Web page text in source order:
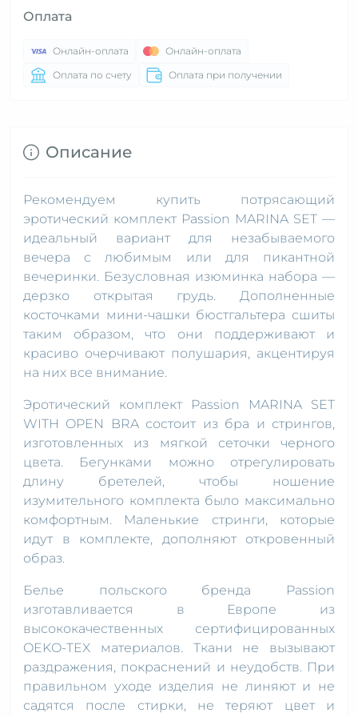
Оплата
Онлайн-оплата
Онлайн-оплата
Оплата по счету
Оплата при получении
Описание
Рекомендуем купить потрясающий
эротический комплект Passion MARINA SET —
идеальный вариант для незабываемого
вечера с любимым или для пикантной
вечеринки. Безусловная изюминка набора —
дерзко открытая грудь. Дополненные
косточками мини-чашки бюстгальтера сшиты
таким образом, что они поддерживают и
красиво очерчивают полушария, акцентируя
на них все внимание.
Эротический комплект Passion MARINA SET
WITH OPEN BRA состоит из бра и стрингов,
изготовленных из мягкой сеточки черного
цвета. Бегунками можно отрегулировать
длину бретелей, чтобы ношение
изумительного комплекта было максимально
комфортным. Маленькие стринги, которые
идут в комплекте, дополняют откровенный
образ.
Белье польского бренда Passion
изготавливается в Европе из
высококачественных сертифицированных
OEKO-TEX материалов. Ткани не вызывают
раздражения, покраснений и неудобств. При
правильном уходе изделия не линяют и не
садятся после стирки, не теряют цвет и